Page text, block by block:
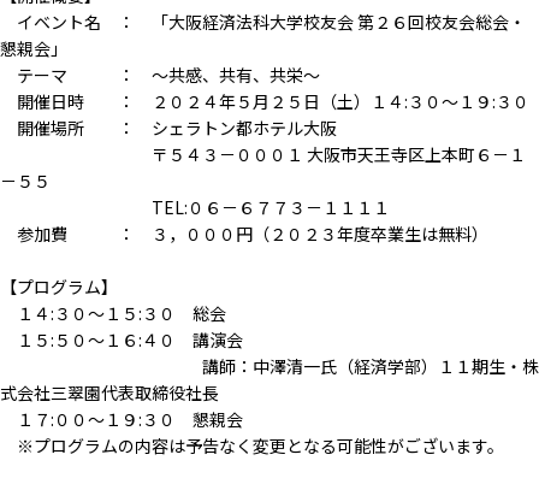
イベント名 ： 「大阪経済法科大学校友会 第２６回校友会総会・
懇親会」
テーマ ： 〜共感、共有、共栄〜
開催日時 ： ２０２４年５月２５日（土）１４:３０〜１９:３０
開催場所 ： シェラトン都ホテル大阪
〒５４３－０００１ 大阪市天王寺区上本町６－１
－５５
TEL:０６－６７７３－１１１１
参加費 ： ３，０００円（２０２３年度卒業生は無料）
【プログラム】
１４:３０〜１５:３０ 総会
１５:５０〜１６:４０ 講演会
講師：中澤清一氏（経済学部）１１期生・株
式会社三翠園代表取締役社長
１７:００〜１９:３０ 懇親会
※プログラムの内容は予告なく変更となる可能性がございます。